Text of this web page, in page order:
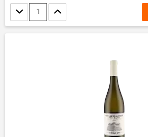
Stückzahl